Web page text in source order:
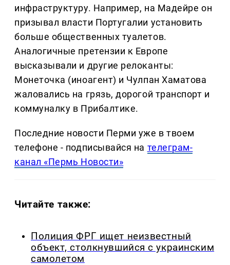
инфраструктуру. Например, на Мадейре он
призывал власти Португалии установить
больше общественных туалетов.
Аналогичные претензии к Европе
высказывали и другие релоканты:
Монеточка (иноагент) и Чулпан Хаматова
жаловались на грязь, дорогой транспорт и
коммуналку в Прибалтике.
Последние новости Перми уже в твоем
телефоне - подписывайся на телеграм-
канал «Пермь Новости»
Читайте также:
Полиция ФРГ ищет неизвестный
объект, столкнувшийся с украинским
самолетом